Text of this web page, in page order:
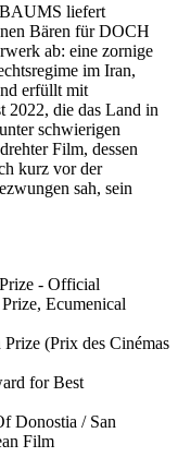
liefert
Bären für DOCH
ab: eine zornige
im Iran,
erfüllt mit
2022, die das Land in
schwierigen
Film, dessen
kurz vor der
sah, sein
- Official
Ecumenical
(Prix des Cinémas
for Best
Donostia / San
Film